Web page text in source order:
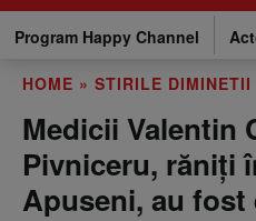
Program Happy Channel
HOME » STIRILE DIMINETII
Medicii Valentin
Pivniceru, răniţi
Apuseni, au fost